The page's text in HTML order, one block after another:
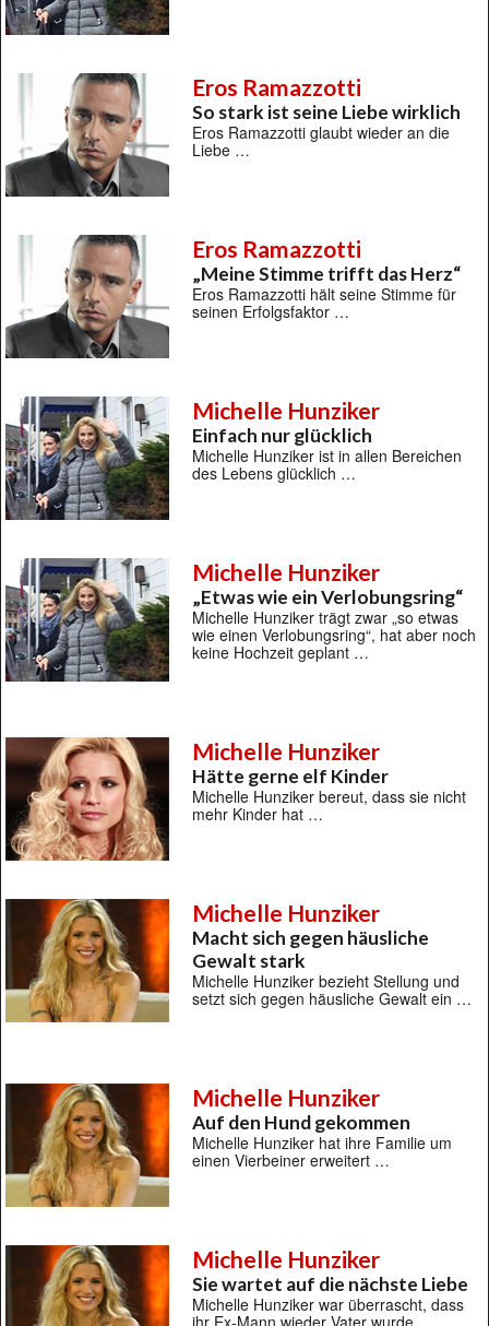
Eros Ramazzotti
So stark ist seine Liebe wirklich
Eros Ramazzotti glaubt wieder an die
Liebe …
Eros Ramazzotti
„Meine Stimme trifft das Herz“
Eros Ramazzotti hält seine Stimme für
seinen Erfolgsfaktor …
Michelle Hunziker
Einfach nur glücklich
Michelle Hunziker ist in allen Bereichen
des Lebens glücklich …
Michelle Hunziker
„Etwas wie ein Verlobungsring“
Michelle Hunziker trägt zwar „so etwas
wie einen Verlobungsring“, hat aber noch
keine Hochzeit geplant …
Michelle Hunziker
Hätte gerne elf Kinder
Michelle Hunziker bereut, dass sie nicht
mehr Kinder hat …
Michelle Hunziker
Macht sich gegen häusliche
Gewalt stark
Michelle Hunziker bezieht Stellung und
setzt sich gegen häusliche Gewalt ein …
Michelle Hunziker
Auf den Hund gekommen
Michelle Hunziker hat ihre Familie um
einen Vierbeiner erweitert …
Michelle Hunziker
Sie wartet auf die nächste Liebe
Michelle Hunziker war überrascht, dass
ihr Ex-Mann wieder Vater wurde …